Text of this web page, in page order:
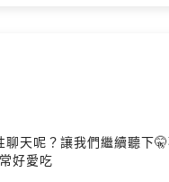
天呢？讓我們繼續聽下
好愛吃